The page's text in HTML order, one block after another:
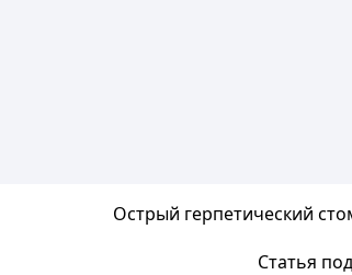
Острый герпетический
Статья